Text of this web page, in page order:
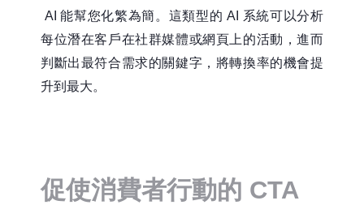
AI 能幫您化繁為簡。這類型的 AI 系統可以分析
每位潛在客戶在社群媒體或網頁上的活動，進而
判斷出最符合需求的關鍵字，將轉換率的機會提
升到最大。
促使消費者行動的 CTA